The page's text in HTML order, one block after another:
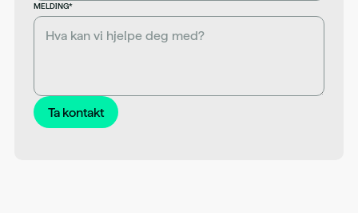
MELDING*
Ta kontakt